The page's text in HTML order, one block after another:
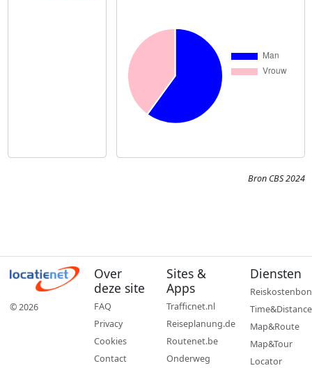
Bron CBS 2024
© 2026
Over
deze site
FAQ
Privacy
Cookies
Contact
Sites &
Apps
Trafficnet.nl
Reiseplanung.de
Routenet.be
Onderweg
Diensten
Reiskostenbon
Time&Distance
Map&Route
Map&Tour
Locator